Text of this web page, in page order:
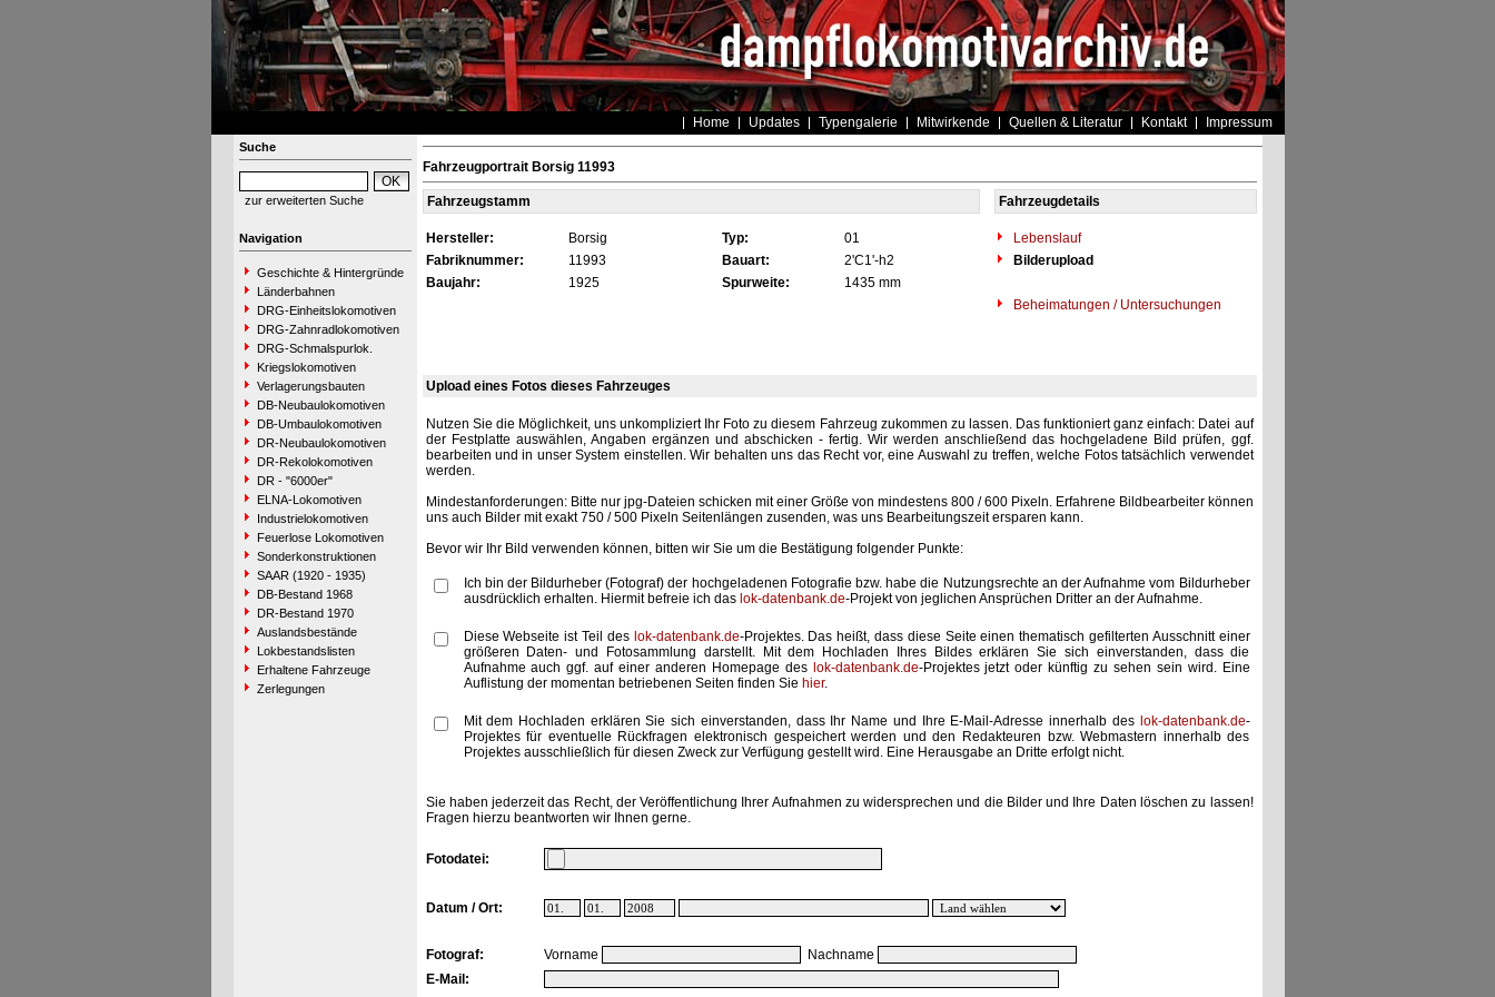
Home Updates Typengalerie Mitwirkende Quellen & Literatur Kontakt Impressum
Suche
zur erweiterten Suche
Navigation
Geschichte & Hintergründe
Länderbahnen
DRG-Einheitslokomotiven
DRG-Zahnradlokomotiven
DRG-Schmalspurlok.
Kriegslokomotiven
Verlagerungsbauten
DB-Neubaulokomotiven
DB-Umbaulokomotiven
DR-Neubaulokomotiven
DR-Rekolokomotiven
DR - "6000er"
ELNA-Lokomotiven
Industrielokomotiven
Feuerlose Lokomotiven
Sonderkonstruktionen
SAAR (1920 - 1935)
DB-Bestand 1968
DR-Bestand 1970
Auslandsbestände
Lokbestandslisten
Erhaltene Fahrzeuge
Zerlegungen
Fahrzeugportrait Borsig 11993
Fahrzeugstamm Fahrzeugdetails
Hersteller: Borsig Typ: 01
Lebenslauf
Fabriknummer:
11993 Bauart: 2'C1'-h2
Bilderupload
Baujahr:
1925 Spurweite:
1435 mm
Beheimatungen / Untersuchungen
Upload eines Fotos dieses Fahrzeuges
Nutzen Sie die Möglichkeit, uns unkompliziert Ihr Foto zu diesem Fahrzeug zukommen zu lassen. Das funktioniert ganz einfach: Datei auf
der Festplatte auswählen, Angaben ergänzen und abschicken - fertig. Wir werden anschließend das hochgeladene Bild prüfen, ggf.
bearbeiten und in unser System einstellen. Wir behalten uns das Recht vor, eine Auswahl zu treffen, welche Fotos tatsächlich verwendet
werden.
Mindestanforderungen: Bitte nur jpg-Dateien schicken mit einer Größe von mindestens 800 / 600 Pixeln. Erfahrene Bildbearbeiter können
uns auch Bilder mit exakt 750 / 500 Pixeln Seitenlängen zusenden, was uns Bearbeitungszeit ersparen kann.
Bevor wir Ihr Bild verwenden können, bitten wir Sie um die Bestätigung folgender Punkte:
Ich bin der Bildurheber (Fotograf) der hochgeladenen Fotografie bzw. habe die Nutzungsrechte an der Aufnahme vom Bildurheber
ausdrücklich erhalten. Hiermit befreie ich das lok-datenbank.de-Projekt von jeglichen Ansprüchen Dritter an der Aufnahme.
Diese Webseite ist Teil des lok-datenbank.de-Projektes. Das heißt, dass diese Seite einen thematisch gefilterten Ausschnitt einer
größeren Daten- und Fotosammlung darstellt. Mit dem Hochladen Ihres Bildes erklären Sie sich einverstanden, dass die
Aufnahme auch ggf. auf einer anderen Homepage des lok-datenbank.de-Projektes jetzt oder künftig zu sehen sein wird. Eine
Auflistung der momentan betriebenen Seiten finden Sie hier.
Mit dem Hochladen erklären Sie sich einverstanden, dass Ihr Name und Ihre E-Mail-Adresse innerhalb des lok-datenbank.de-
Projektes für eventuelle Rückfragen elektronisch gespeichert werden und den Redakteuren bzw. Webmastern innerhalb des
Projektes ausschließlich für diesen Zweck zur Verfügung gestellt wird. Eine Herausgabe an Dritte erfolgt nicht.
Sie haben jederzeit das Recht, der Veröffentlichung Ihrer Aufnahmen zu widersprechen und die Bilder und Ihre Daten löschen zu lassen!
Fragen hierzu beantworten wir Ihnen gerne.
Fotodatei:
Datum / Ort:
Fotograf: Vorname
Nachname
E-Mail: